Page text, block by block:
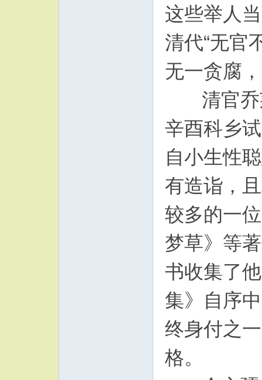
这些举人
清代“无官
无一贪腐
清官乔
辛酉科乡
自小生性
有造诣，
较多的一
梦草》等
书收集了
集》自序
终身付之
格。